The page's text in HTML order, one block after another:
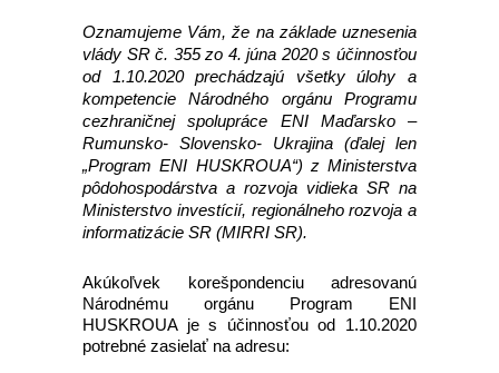
Oznamujeme Vám, že na základe uznesenia
vlády SR č. 355 zo 4. júna 2020 s účinnosťou
od 1.10.2020 prechádzajú všetky úlohy a
kompetencie Národného orgánu Programu
cezhraničnej spolupráce ENI Maďarsko –
Rumunsko- Slovensko- Ukrajina (ďalej len
„Program ENI HUSKROUA“) z Ministerstva
pôdohospodárstva a rozvoja vidieka SR na
Ministerstvo investícií, regionálneho rozvoja a
informatizácie SR (MIRRI SR).
Akúkoľvek korešpondenciu adresovanú
Národnému orgánu Program ENI
HUSKROUA je s účinnosťou od 1.10.2020
potrebné zasielať na adresu: